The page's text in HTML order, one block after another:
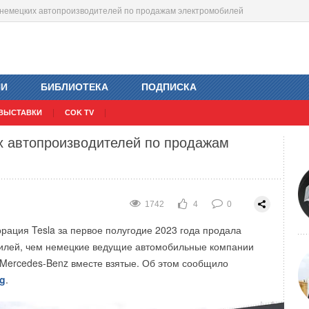
автопроизводителей по продажам электромобилей
ВЫСТАВКИ COK TV
БИБЛИОТЕКА ПОДПИСКА
автопроизводителей по продажам
1742 4 0
Tesla за первое полугодие 2023 года продала
чем немецкие ведущие автомобильные компании
Benz вместе взятые. Об этом сообщило
.
лучшим предприятием города
1458 3 0
дешевле, чем водород из природного
1823 0 0